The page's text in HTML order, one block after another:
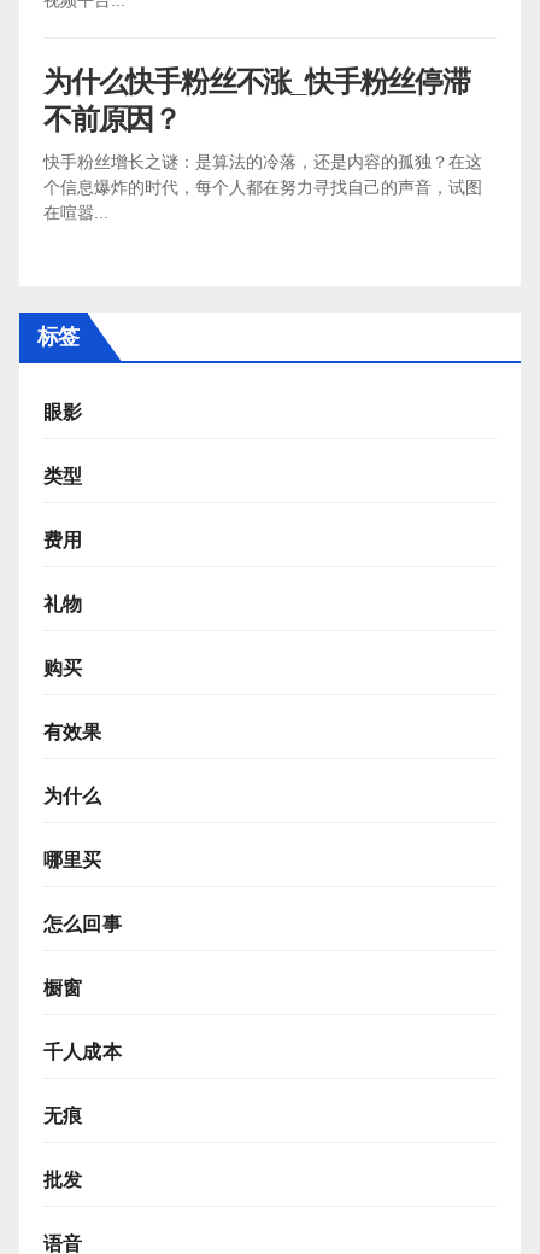
为什么快手粉丝不涨_快手粉丝停滞
不前原因？
快手粉丝增长之谜：是算法的冷落，还是内容的孤独？在这
个信息爆炸的时代，每个人都在努力寻找自己的声音，试图
在喧嚣...
标签
眼影
类型
费用
礼物
购买
有效果
为什么
哪里买
怎么回事
橱窗
千人成本
无痕
批发
语音